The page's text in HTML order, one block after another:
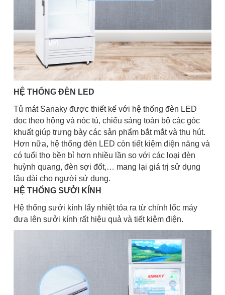
HỆ THỐNG ĐÈN LED
Tủ mát Sanaky được thiết kế với hệ thống đèn LED
dọc theo hông và nóc tủ, chiếu sáng toàn bộ các góc
khuất giúp trưng bày các sản phẩm bắt mắt và thu hút.
Hơn nữa, hệ thống đèn LED còn tiết kiệm điện năng và
có tuổi thọ bền bỉ hơn nhiều lần so với các loại đèn
huỳnh quang, đèn sợi đốt,… mang lại giá trị sử dụng
lâu dài cho người sử dụng.
HỆ THỐNG SƯỞI KÍNH
Hệ thống sưởi kính lấy nhiệt tỏa ra từ chính lốc máy
đưa lên sưởi kính rất hiệu quả và tiết kiệm điện.